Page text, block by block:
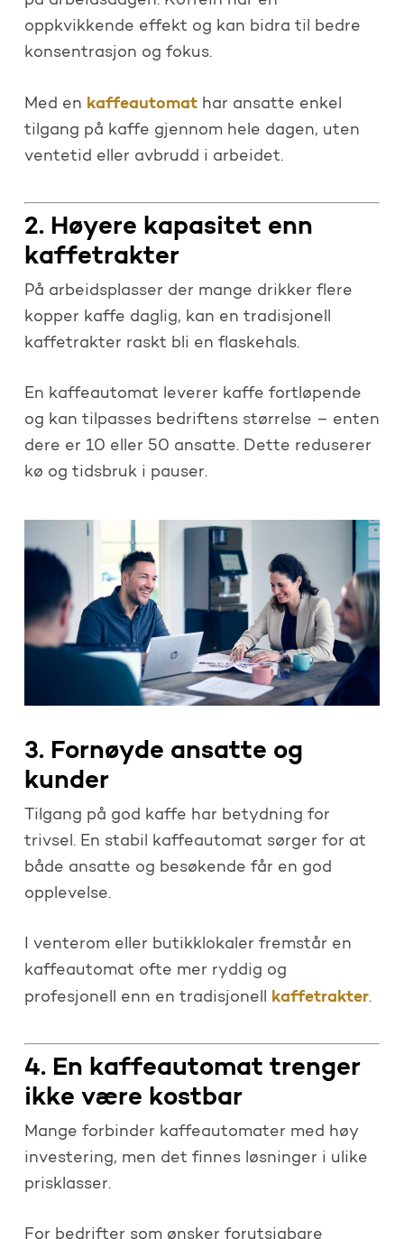
oppkvikkende effekt og kan bidra til bedre
konsentrasjon og fokus.
Med en kaffeautomathar ansatte enkel
tilgang på kaffe gjennom hele dagen, uten
ventetid eller avbrudd i arbeidet.
2. Høyere kapasitet enn
kaffetrakter
På arbeidsplasser der mange drikker flere
kopper kaffe daglig, kan en tradisjonell
kaffetrakter raskt bli en flaskehals.
En kaffeautomat leverer kaffe fortløpende
og kan tilpasses bedriftens størrelse – enten
dere er 10 eller 50 ansatte. Dette reduserer
kø og tidsbruk i pauser.
3. Fornøyde ansatte og
kunder
Tilgang på god kaffe har betydning for
trivsel. En stabil kaffeautomat sørger for at
både ansatte og besøkende får en god
opplevelse.
I venterom eller butikklokaler fremstår en
kaffeautomat ofte mer ryddig og
profesjonell enn en tradisjonell kaffetrakter.
4. En kaffeautomat trenger
ikke være kostbar
Mange forbinder kaffeautomater med høy
investering, men det finnes løsninger i ulike
prisklasser.
For bedrifter som ønsker forutsigbare